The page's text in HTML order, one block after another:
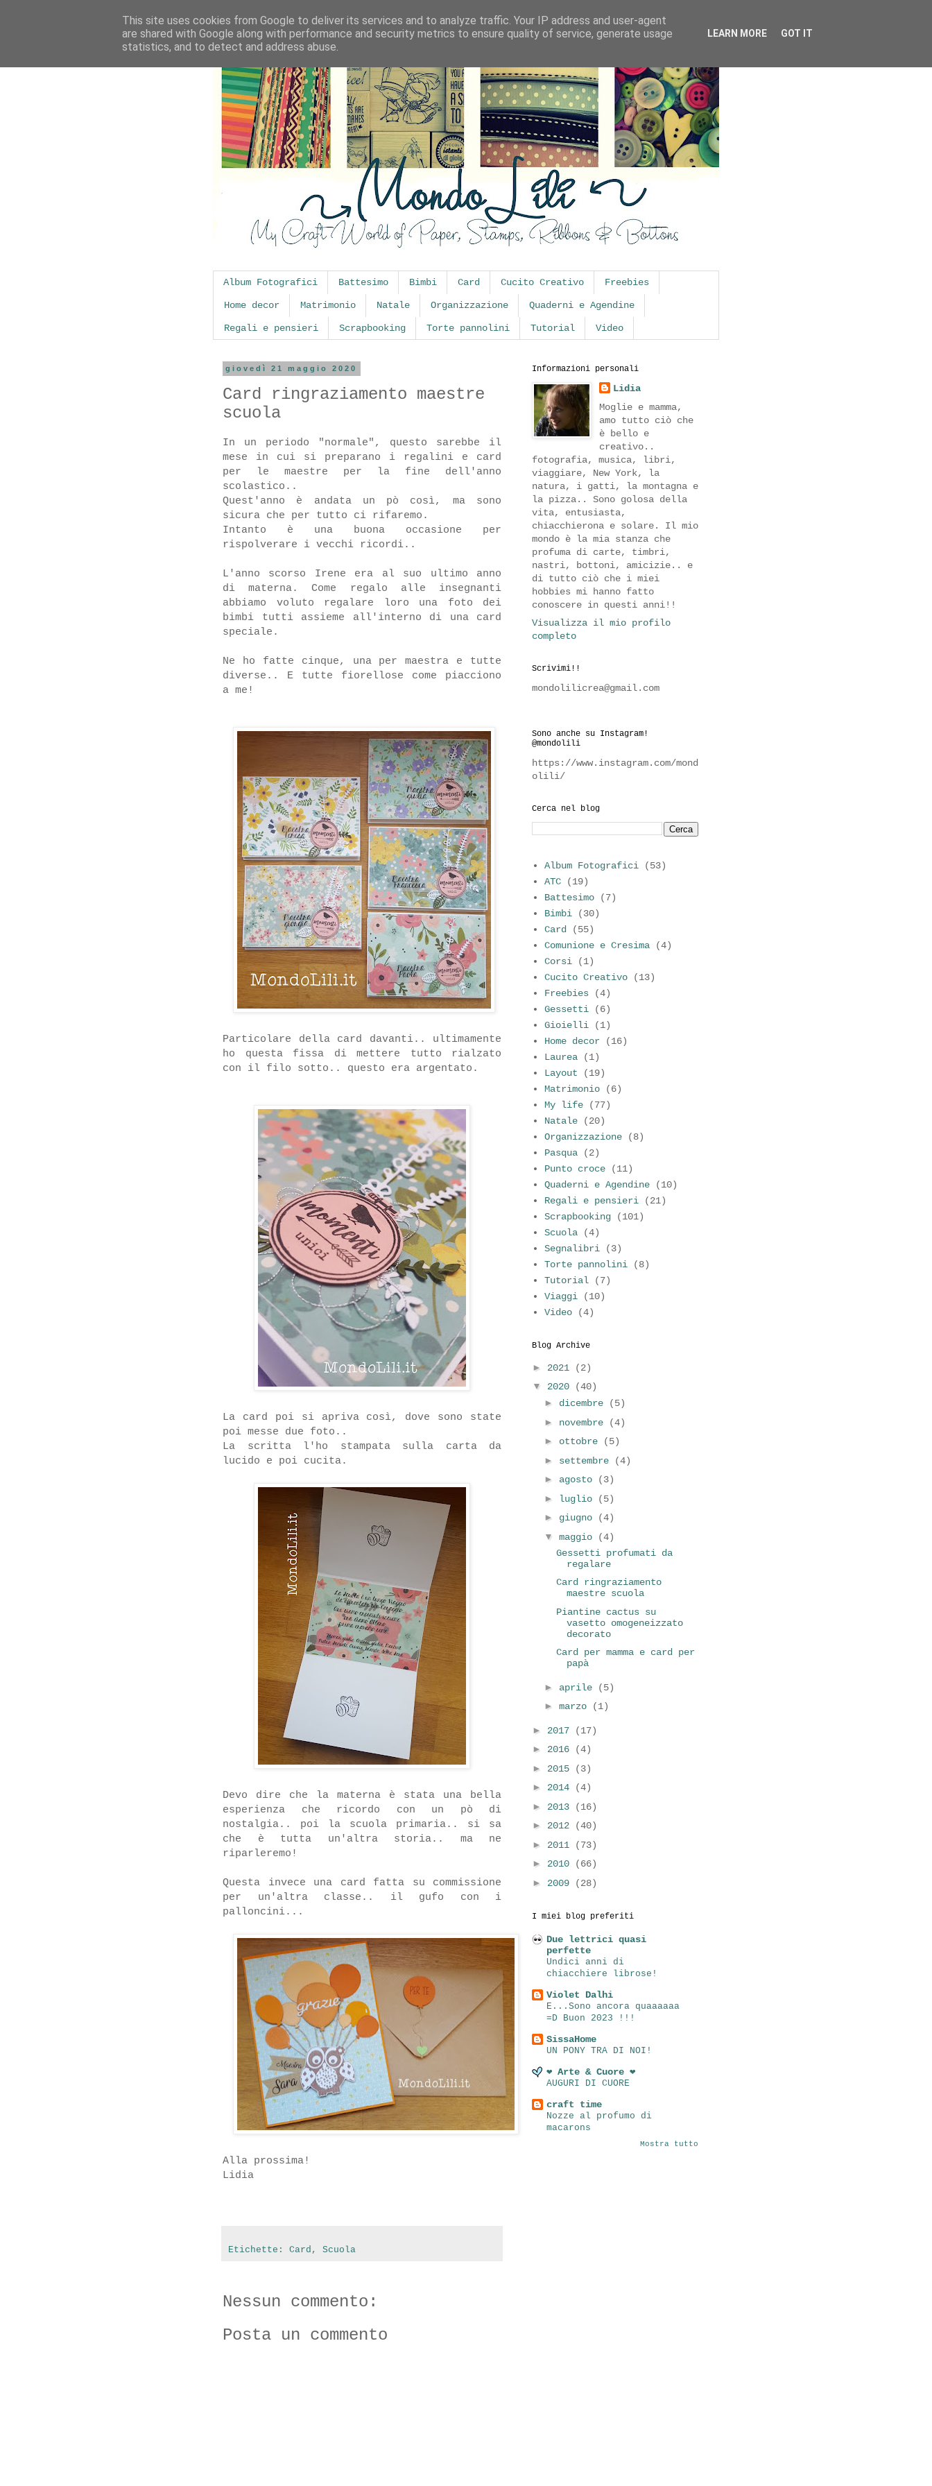
Album Fotografici Battesimo Bimbi Card Cucito Creativo Freebies
Home decor Matrimonio Natale Organizzazione Quaderni e Agendine
Regali e pensieri Scrapbooking Torte pannolini Tutorial Video
giovedì 21 maggio 2020
Card ringraziamento maestre
scuola
In un periodo "normale", questo sarebbe il
mese in cui si preparano i regalini e card
per le maestre per la fine dell'anno
scolastico..
Quest'anno è andata un pò così, ma sono
sicura che per tutto ci rifaremo.
Intanto è una buona occasione per
rispolverare i vecchi ricordi..
L'anno scorso Irene era al suo ultimo anno
di materna. Come regalo alle insegnanti
abbiamo voluto regalare loro una foto dei
bimbi tutti assieme all'interno di una card
speciale.
Ne ho fatte cinque, una per maestra e tutte
diverse.. E tutte fiorellose come piacciono
a me!
Particolare della card davanti.. ultimamente
ho questa fissa di mettere tutto rialzato
con il filo sotto.. questo era argentato.
La card poi si apriva così, dove sono state
poi messe due foto..
La scritta l'ho stampata sulla carta da
lucido e poi cucita.
Devo dire che la materna è stata una bella
esperienza che ricordo con un pò di
nostalgia.. poi la scuola primaria.. si sa
che è tutta un'altra storia.. ma ne
riparleremo!
Questa invece una card fatta su commissione
per un'altra classe.. il gufo con i
palloncini...
Alla prossima!
Lidia
Etichette: Card , Scuola
Nessun commento:
Posta un commento
Informazioni personali
Lidia
Moglie e mamma,
amo tutto ciò che
è bello e
creativo..
fotografia, musica, libri,
viaggiare, New York, la
natura, i gatti, la montagna e
la pizza.. Sono golosa della
vita, entusiasta,
chiacchierona e solare. Il mio
mondo è la mia stanza che
profuma di carte, timbri,
nastri, bottoni, amicizie.. e
di tutto ciò che i miei
hobbies mi hanno fatto
conoscere in questi anni!!
Visualizza il mio profilo
completo
Scrivimi!!
mondolilicrea@gmail.com
Sono anche su Instagram!
@mondolili
https://www.instagram.com/mond
olili/
Cerca nel blog
Album Fotografici
(53)
ATC
(19)
Battesimo
(7)
Bimbi
(30)
Card
(55)
Comunione e Cresima
(4)
Corsi
(1)
Cucito Creativo
(13)
Freebies
(4)
Gessetti
(6)
Gioielli
(1)
Home decor
(16)
Laurea
(1)
Layout
(19)
Matrimonio
(6)
My life
(77)
Natale
(20)
Organizzazione
(8)
Pasqua
(2)
Punto croce
(11)
Quaderni e Agendine
(10)
Regali e pensieri
(21)
Scrapbooking
(101)
Scuola
(4)
Segnalibri
(3)
Torte pannolini
(8)
Tutorial
(7)
Viaggi
(10)
Video
(4)
Blog Archive
► 2021
(2)
▼ 2020
(40)
► dicembre
(5)
► novembre
(4)
► ottobre
(5)
► settembre
(4)
► agosto
(3)
► luglio
(5)
► giugno
(4)
▼ maggio
(4)
Gessetti profumati da
regalare
Card ringraziamento
maestre scuola
Piantine cactus su
vasetto omogeneizzato
decorato
Card per mamma e card per
papà
► aprile
(5)
► marzo (1)
► 2017
(17)
► 2016
(4)
► 2015
(3)
► 2014
(4)
► 2013
(16)
► 2012
(40)
► 2011
(73)
► 2010
(66)
► 2009 (28)
I miei blog preferiti
Due lettrici quasi
perfette
Undici anni di
chiacchiere librose!
Violet Dalhi
E...Sono ancora quaaaaaa
=D Buon 2023 !!!
SissaHome
UN PONY TRA DI NOI!
❤ Arte & Cuore ❤
AUGURI DI CUORE
craft time
Nozze al profumo di
macarons
Mostra tutto
This site uses cookies from Google to deliver its services and to analyze traffic. Your IP address and user-agent
are shared with Google along with performance and security metrics to ensure quality of service, generate usage
statistics, and to detect and address abuse.
LEARN MORE GOT IT